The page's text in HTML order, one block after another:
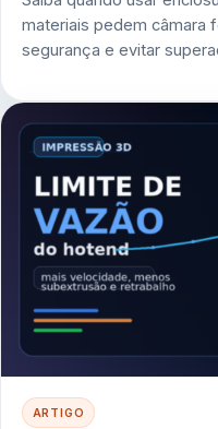
materiais pedem câmara
segurança e evitar
ARTIGO